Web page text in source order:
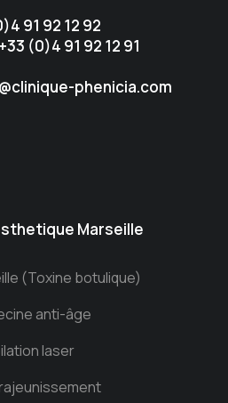
91 92 12 92
(0)4 91 92 12 91
phenicia.com
Marseille
(Toxine botulique)
anti-âge
laser